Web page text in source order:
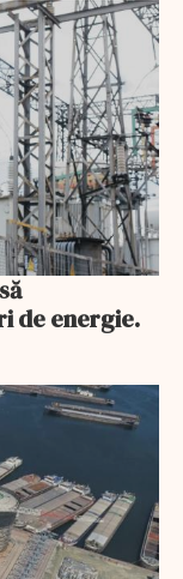
de energie.